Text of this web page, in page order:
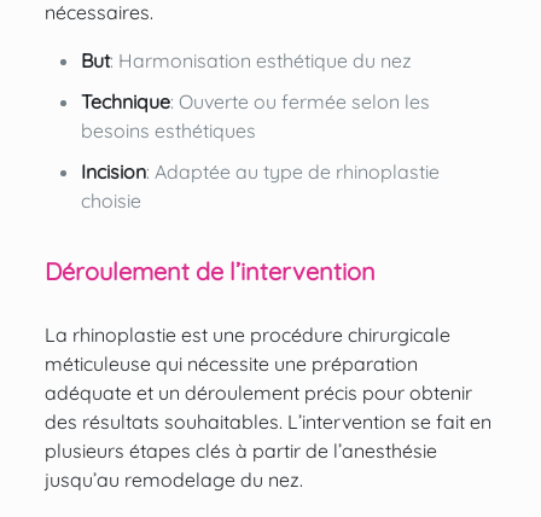
nécessaires.
But: Harmonisation esthétique du nez
Technique: Ouverte ou fermée selon les
besoins esthétiques
Incision: Adaptée au type de rhinoplastie
choisie
Déroulement de l’intervention
La rhinoplastie est une procédure chirurgicale
méticuleuse qui nécessite une préparation
adéquate et un déroulement précis pour obtenir
des résultats souhaitables. L’intervention se fait en
plusieurs étapes clés à partir de l’anesthésie
jusqu’au remodelage du nez.